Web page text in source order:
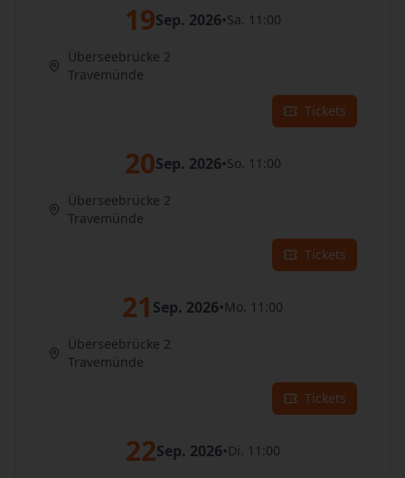
19Sep. 2026•Sa. 11:00
Überseebrücke 2
Travemünde
Tickets
20Sep. 2026•So. 11:00
Überseebrücke 2
Travemünde
Tickets
21 Sep. 2026•Mo. 11:00
Überseebrücke 2
Travemünde
Tickets
22Sep. 2026•Di. 11:00